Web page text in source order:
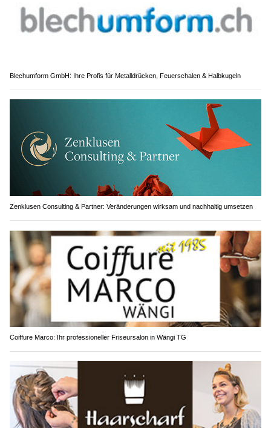
Blechumform GmbH: Ihre Profis für Metalldrücken, Feuerschalen & Halbkugeln
Zenklusen Consulting & Partner: Veränderungen wirksam und nachhaltig umsetzen
Coiffure Marco: Ihr professioneller Friseursalon in Wängi TG